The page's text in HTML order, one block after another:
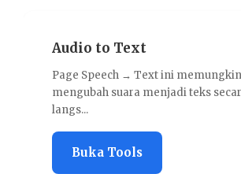
to Text
Speech → Text ini memungkinkan kamu
suara menjadi teks secara instan
Buka Tools